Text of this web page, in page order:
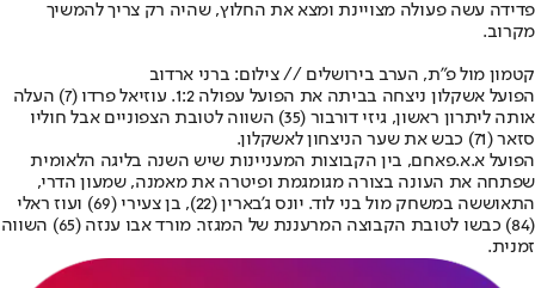
פדידה עשה פעולה מצויינת ומצא את החלוץ, שהיה רק צריך להמשיך
מקרוב.
קטמון מול פ"ת, הערב בירושלים // צילום: ברני ארדוב
הפועל אשקלון ניצחה בביתה את הפועל עפולה 1:2. עוזיאל פרדו (7) העלה
אותה ליתרון ראשון, גיזי דורבור (35) השווה לטובת הצפוניים אבל חוליו
סזאר (71) כבש את שער הניצחון לאשקלון.
הפועל א.א.פאחם, בין הקבוצות המעניינות שיש השנה בליגה הלאומית
שפתחה את העונה בצורה מגומגמת ופיטרה את מאמנה, שמעון הדרי,
התאוששה במשחק מול בני לוד. יונס ג'בארין (22), בן צעירי (69) ועוז ראלי
(84) כבשו לטובת הקבוצה המרעננת של המגזר. מורד אבו ענזה (65) השווה
זמנית.